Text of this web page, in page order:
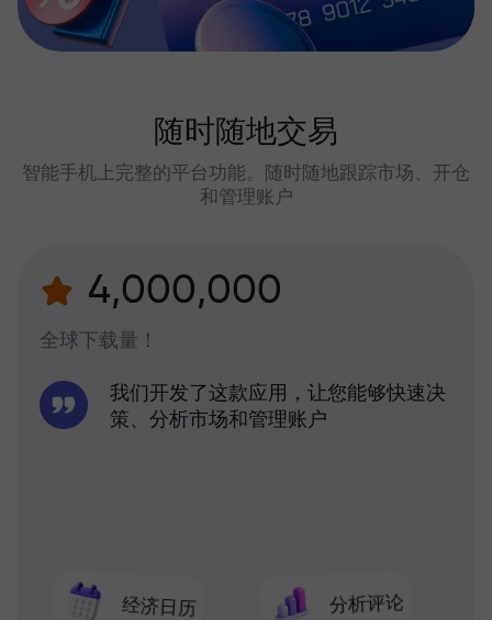
随时随地交易
智能手机上完整的平台功能。随时随地跟踪市场、开仓
和管理账户
4,000,000
全球下载量！
经济日历 分析评论
我们开发了这款应用，让您能够快速决
策、分析市场和管理账户